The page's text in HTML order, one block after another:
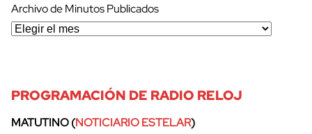
Archivo de Minutos Publicados
PROGRAMACIÓN DE RADIO RELOJ
MATUTINO (NOTICIARIO ESTELAR)